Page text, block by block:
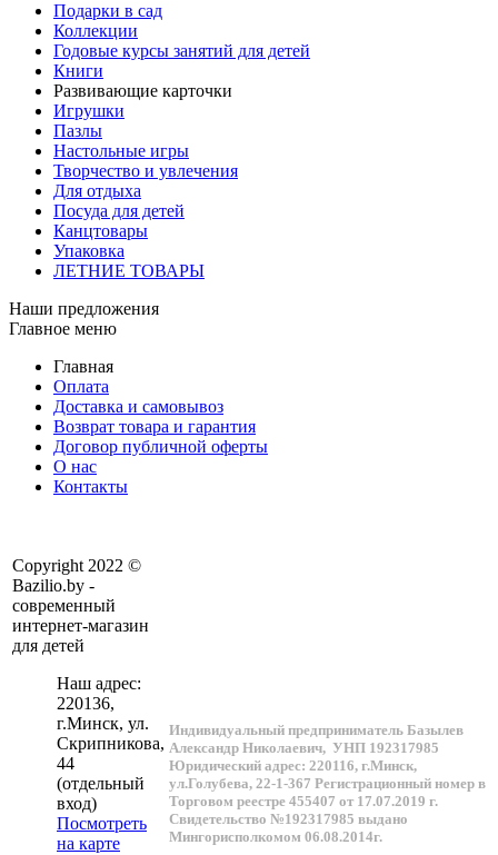
Подарки в сад
Коллекции
Годовые курсы занятий для детей
Книги
Развивающие карточки
Игрушки
Пазлы
Настольные игры
Творчество и увлечения
Для отдыха
Посуда для детей
Канцтовары
Упаковка
ЛЕТНИЕ ТОВАРЫ
Наши предложения
Главное меню
Главная
Оплата
Доставка и самовывоз
Возврат товара и гарантия
Договор публичной оферты
О нас
Контакты
Copyright 2022 ©
Bazilio.by -
современный
интернет-магазин
для детей
Наш адрес:
220136,
г.Минск, ул.
Скрипникова,
44
(отдельный
вход)
Посмотреть
на карте
Индивидуальный предприниматель Базылев
Александр Николаевич, УНП 192317985
Юридический адрес: 220116, г.Минск,
ул.Голубева, 22-1-367 Регистрационный номер в
Торговом реестре 455407 от 17.07.2019 г.
Свидетельство №192317985 выдано
Мингорисполкомом 06.08.2014г.